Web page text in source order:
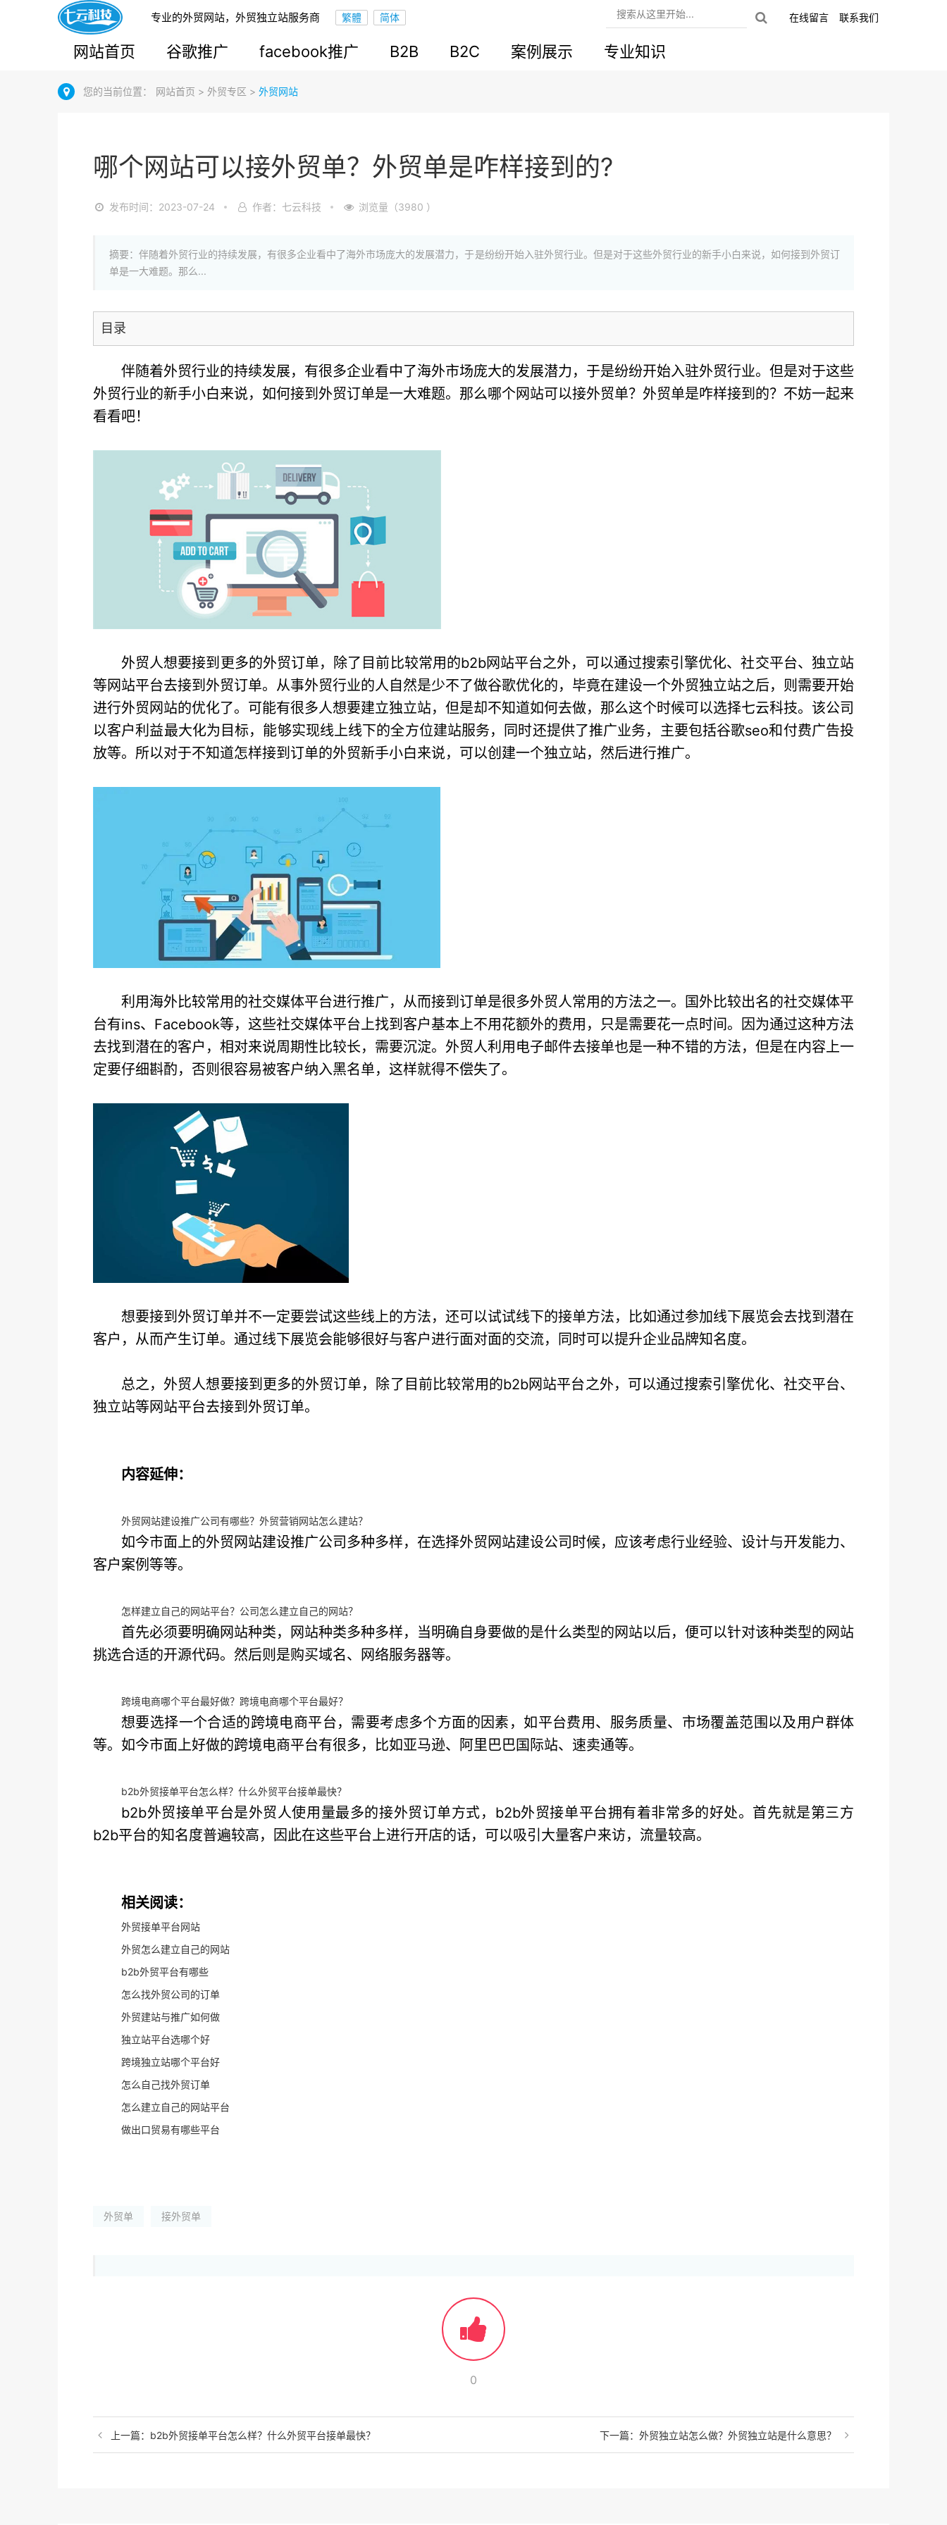
专业的外贸网站，外贸独立站服务商 在线留言 联系我们
网站首页 谷歌推广 facebook推广 B2B B2C 案例展示 专业知识
您的当前位置： 网站首页 > 外贸专区 > 外贸网站
哪个网站可以接外贸单？外贸单是咋样接到的?
发布时间：2023-07-24 作者：七云科技 浏览量（3980 ）
摘要：伴随着外贸行业的持续发展，有很多企业看中了海外市场庞大的发展潜力，于是纷纷开始入驻外贸行业。但是对于这些外贸行业的新手小白来说，如何接到外贸订
单是一大难题。那么...
目录
伴随着外贸行业的持续发展，有很多企业看中了海外市场庞大的发展潜力，于是纷纷开始入驻外贸行业。但是对于这些
外贸行业的新手小白来说，如何接到外贸订单是一大难题。那么哪个网站可以接外贸单？外贸单是咋样接到的？不妨一起来
看看吧！
外贸人想要接到更多的外贸订单，除了目前比较常用的b2b网站平台之外，可以通过搜索引擎优化、社交平台、独立站
等网站平台去接到外贸订单。从事外贸行业的人自然是少不了做谷歌优化的，毕竟在建设一个外贸独立站之后，则需要开始
进行外贸网站的优化了。可能有很多人想要建立独立站，但是却不知道如何去做，那么这个时候可以选择七云科技。该公司
以客户利益最大化为目标，能够实现线上线下的全方位建站服务，同时还提供了推广业务，主要包括谷歌seo和付费广告投
放等。所以对于不知道怎样接到订单的外贸新手小白来说，可以创建一个独立站，然后进行推广。
利用海外比较常用的社交媒体平台进行推广，从而接到订单是很多外贸人常用的方法之一。国外比较出名的社交媒体平
台有ins、Facebook等，这些社交媒体平台上找到客户基本上不用花额外的费用，只是需要花一点时间。因为通过这种方法
去找到潜在的客户，相对来说周期性比较长，需要沉淀。外贸人利用电子邮件去接单也是一种不错的方法，但是在内容上一
定要仔细斟酌，否则很容易被客户纳入黑名单，这样就得不偿失了。
想要接到外贸订单并不一定要尝试这些线上的方法，还可以试试线下的接单方法，比如通过参加线下展览会去找到潜在
客户，从而产生订单。通过线下展览会能够很好与客户进行面对面的交流，同时可以提升企业品牌知名度。
总之，外贸人想要接到更多的外贸订单，除了目前比较常用的b2b网站平台之外，可以通过搜索引擎优化、社交平台、
独立站等网站平台去接到外贸订单。
内容延伸：
外贸网站建设推广公司有哪些？外贸营销网站怎么建站？
如今市面上的外贸网站建设推广公司多种多样，在选择外贸网站建设公司时候，应该考虑行业经验、设计与开发能力、
客户案例等等。
怎样建立自己的网站平台？公司怎么建立自己的网站？
首先必须要明确网站种类，网站种类多种多样，当明确自身要做的是什么类型的网站以后，便可以针对该种类型的网站
挑选合适的开源代码。然后则是购买域名、网络服务器等。
跨境电商哪个平台最好做？跨境电商哪个平台最好？
想要选择一个合适的跨境电商平台，需要考虑多个方面的因素，如平台费用、服务质量、市场覆盖范围以及用户群体
等。如今市面上好做的跨境电商平台有很多，比如亚马逊、阿里巴巴国际站、速卖通等。
b2b外贸接单平台怎么样？什么外贸平台接单最快？
b2b外贸接单平台是外贸人使用量最多的接外贸订单方式，b2b外贸接单平台拥有着非常多的好处。首先就是第三方
b2b平台的知名度普遍较高，因此在这些平台上进行开店的话，可以吸引大量客户来访，流量较高。
相关阅读：
外贸接单平台网站
外贸怎么建立自己的网站
b2b外贸平台有哪些
怎么找外贸公司的订单
外贸建站与推广如何做
独立站平台选哪个好
跨境独立站哪个平台好
怎么自己找外贸订单
怎么建立自己的网站平台
做出口贸易有哪些平台
外贸单 接外贸单
0
上一篇：b2b外贸接单平台怎么样？什么外贸平台接单最快？ 下一篇：外贸独立站怎么做？外贸独立站是什么意思？